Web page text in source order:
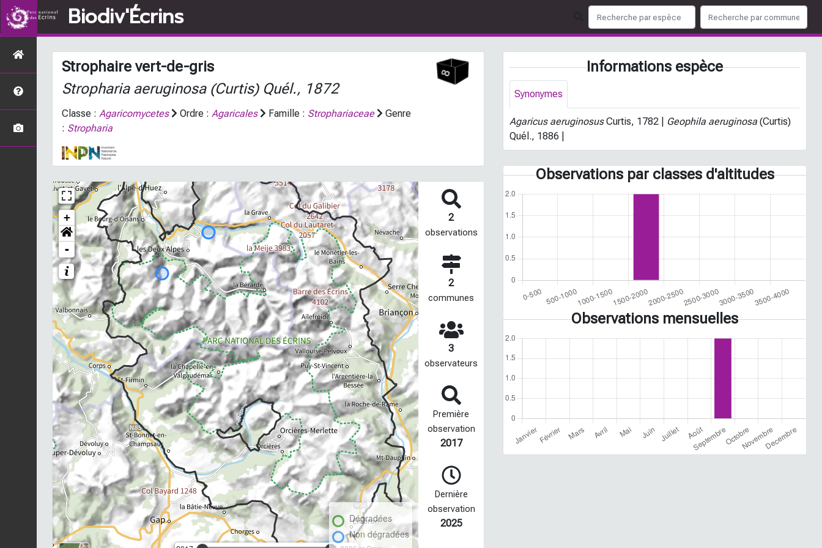
Biodiv'Écrins
Strophaire vert-de-gris
Stropharia aeruginosa(Curtis) Quél., 1872
Classe : Agaricomycetes Ordre : Agaricales Famille : Strophariaceae
Genre
: Stropharia
+
-
Dégradées
Non dégradées
2
observations
2
communes
3
observateurs
Première
observation
2017
Dernière
observation
2025
Informations espèce
Synonymes
Agaricus aeruginosusCurtis, 1782 | Geophila aeruginosa (Curtis)
Quél., 1886 |
Observations par classes d'altitudes
Observations mensuelles